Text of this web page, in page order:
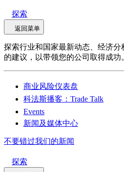
探索
返回菜单
探索行业和国家最新动态、经济
的建议，以带领您的公司取得成功
商业风险仪表盘
科法斯播客：Trade Talk
Events
新闻及媒体中心
不要错过我们的新闻
探索